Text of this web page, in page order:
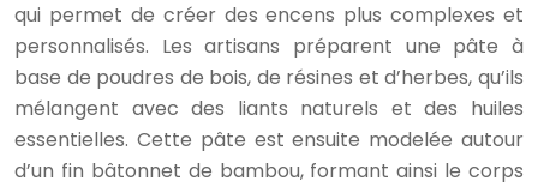
qui permet de créer des encens plus complexes et
personnalisés. Les artisans préparent une pâte à
base de poudres de bois, de résines et d’herbes, qu’ils
mélangent avec des liants naturels et des huiles
essentielles. Cette pâte est ensuite modelée autour
d’un fin bâtonnet de bambou, formant ainsi le corps